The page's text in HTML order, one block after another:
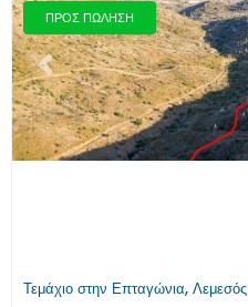
ΠΡΟΣ ΠΩΛΗΣΗ
Προηγούμενο
Τεμάχιο στην Επταγώνια, Λεμεσός